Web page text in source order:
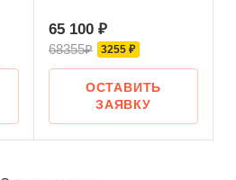
65 100 ₽
68355₽ 3255 ₽
ОСТАВИТЬ
ЗАЯВКУ